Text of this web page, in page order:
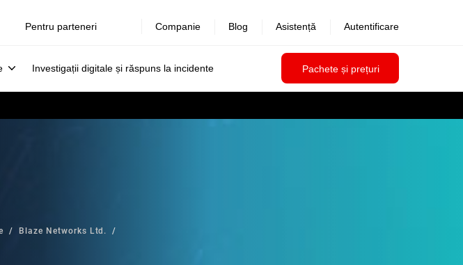
Investigații digitale și răspuns la incidente Pachete și prețuri
Pentru parteneri Companie Blog Asistență Autentificare
Blaze Networks Ltd.